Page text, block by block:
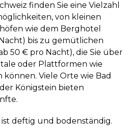
finden Sie eine Vielzahl
von kleinen
wie dem Berghotel
bis zu gemütlichen
50 € pro Nacht), die Sie über
oder Plattformen wie
können. Viele Orte wie Bad
Königstein bieten
deftig und bodenständig.